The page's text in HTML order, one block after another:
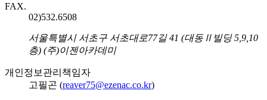
FAX.
02)532.6508
서울특별시 서초구 서초대로77길 41 (대동Ⅱ빌딩 5,9,10
층) (주)이젠아카데미
개인정보관리책임자
고필곤 (reaver75@ezenac.co.kr)